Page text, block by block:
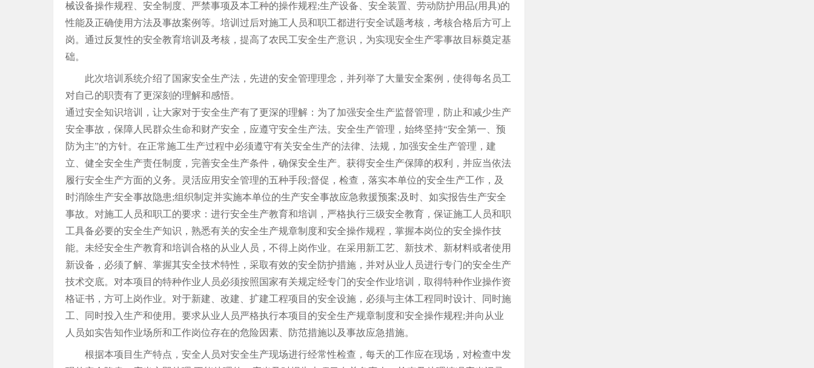
械设备操作规程、安全制度、严禁事项及本工种的操作规程;生产设备、安全装置、劳动防护用品(用具)的
性能及正确使用方法及事故案例等。培训过后对施工人员和职工都进行安全试题考核，考核合格后方可上
岗。通过反复性的安全教育培训及考核，提高了农民工安全生产意识，为实现安全生产零事故目标奠定基
础。
此次培训系统介绍了国家安全生产法，先进的安全管理理念，并列举了大量安全案例，使得每名员工
对自己的职责有了更深刻的理解和感悟。
通过安全知识培训，让大家对于安全生产有了更深的理解：为了加强安全生产监督管理，防止和减少生产
安全事故，保障人民群众生命和财产安全，应遵守安全生产法。安全生产管理，始终坚持“安全第一、预
防为主”的方针。在正常施工生产过程中必须遵守有关安全生产的法律、法规，加强安全生产管理，建
立、健全安全生产责任制度，完善安全生产条件，确保安全生产。获得安全生产保障的权利，并应当依法
履行安全生产方面的义务。灵活应用安全管理的五种手段;督促，检查，落实本单位的安全生产工作，及
时消除生产安全事故隐患;组织制定并实施本单位的生产安全事故应急救援预案;及时、如实报告生产安全
事故。对施工人员和职工的要求：进行安全生产教育和培训，严格执行三级安全教育，保证施工人员和职
工具备必要的安全生产知识，熟悉有关的安全生产规章制度和安全操作规程，掌握本岗位的安全操作技
能。未经安全生产教育和培训合格的从业人员，不得上岗作业。在采用新工艺、新技术、新材料或者使用
新设备，必须了解、掌握其安全技术特性，采取有效的安全防护措施，并对从业人员进行专门的安全生产
技术交底。对本项目的特种作业人员必须按照国家有关规定经专门的安全作业培训，取得特种作业操作资
格证书，方可上岗作业。对于新建、改建、扩建工程项目的安全设施，必须与主体工程同时设计、同时施
工、同时投入生产和使用。要求从业人员严格执行本项目的安全生产规章制度和安全操作规程;并向从业
人员如实告知作业场所和工作岗位存在的危险因素、防范措施以及事故应急措施。
根据本项目生产特点，安全人员对安全生产现场进行经常性检查，每天的工作应在现场，对检查中发